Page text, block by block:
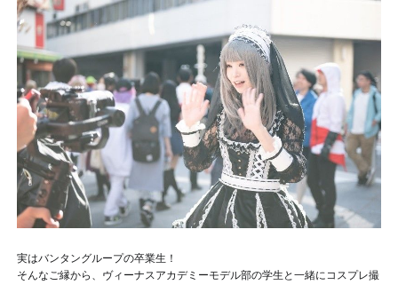
実はバンタングループの卒業生！
そんなご縁から、ヴィーナスアカデミーモデル部の学生と一緒にコスプレ撮